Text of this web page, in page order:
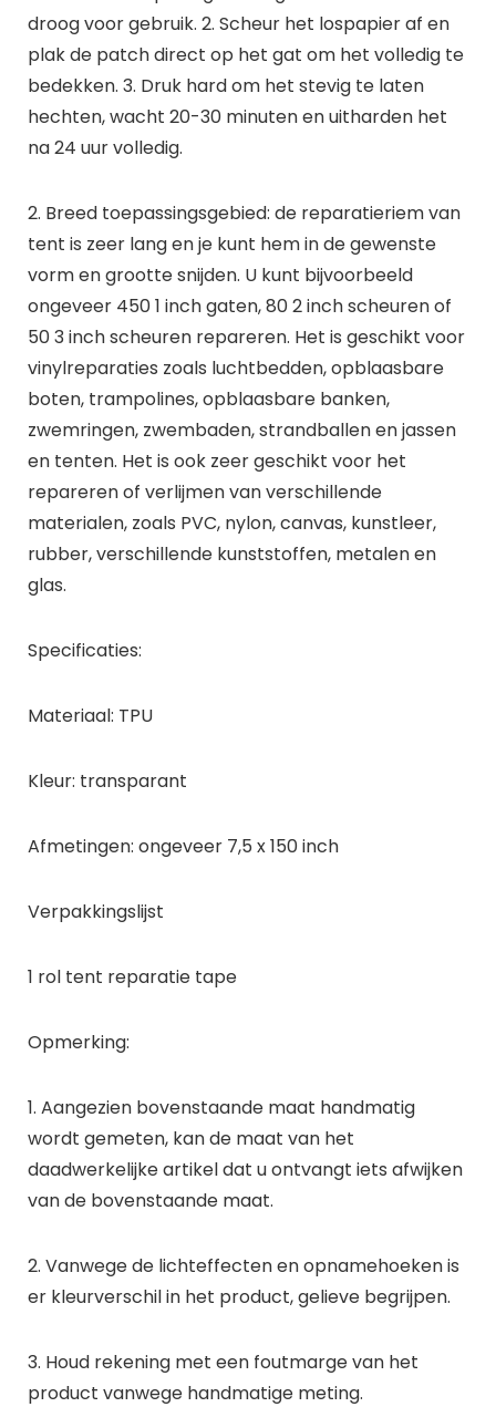
droog voor gebruik. 2. Scheur het lospapier af en
plak de patch direct op het gat om het volledig te
bedekken. 3. Druk hard om het stevig te laten
hechten, wacht 20-30 minuten en uitharden het
na 24 uur volledig.
2. Breed toepassingsgebied: de reparatieriem van
tent is zeer lang en je kunt hem in de gewenste
vorm en grootte snijden. U kunt bijvoorbeeld
ongeveer 450 1 inch gaten, 80 2 inch scheuren of
50 3 inch scheuren repareren. Het is geschikt voor
vinylreparaties zoals luchtbedden, opblaasbare
boten, trampolines, opblaasbare banken,
zwemringen, zwembaden, strandballen en jassen
en tenten. Het is ook zeer geschikt voor het
repareren of verlijmen van verschillende
materialen, zoals PVC, nylon, canvas, kunstleer,
rubber, verschillende kunststoffen, metalen en
glas.
Specificaties:
Materiaal: TPU
Kleur: transparant
Afmetingen: ongeveer 7,5 x 150 inch
Verpakkingslijst
1 rol tent reparatie tape
Opmerking:
1. Aangezien bovenstaande maat handmatig
wordt gemeten, kan de maat van het
daadwerkelijke artikel dat u ontvangt iets afwijken
van de bovenstaande maat.
2. Vanwege de lichteffecten en opnamehoeken is
er kleurverschil in het product, gelieve begrijpen.
3. Houd rekening met een foutmarge van het
product vanwege handmatige meting.